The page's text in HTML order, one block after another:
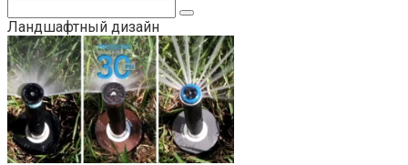
Ландшафтный дизайн